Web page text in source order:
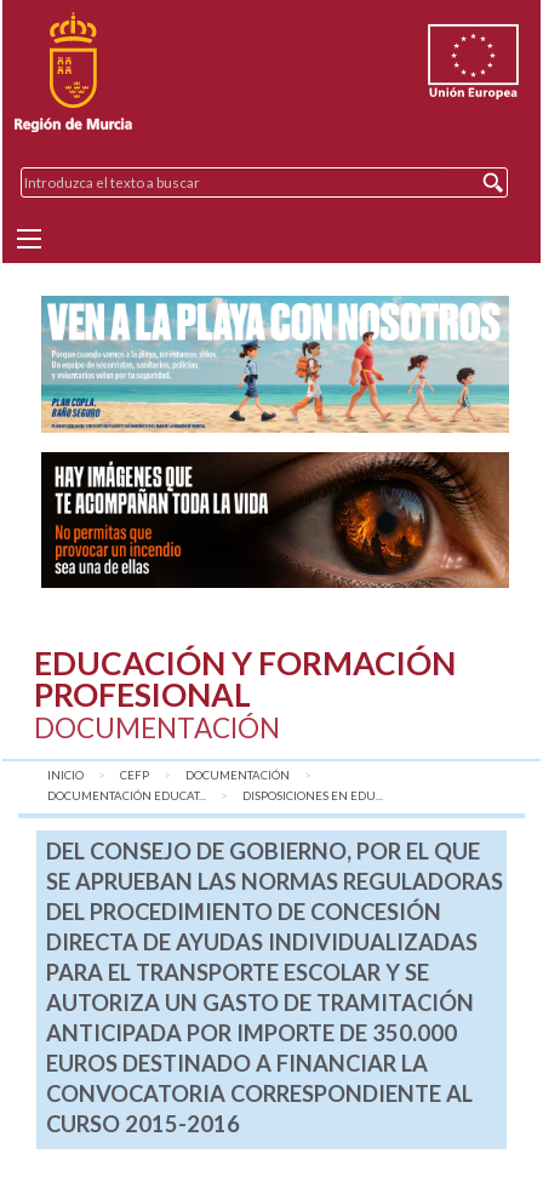
EDUCACIÓN Y FORMACIÓN
PROFESIONAL
DOCUMENTACIÓN
INICIO CEFP
DOCUMENTACIÓN
DOCUMENTACIÓN EDUCAT...
AQUÍ:
DISPOSICIONES EN EDU...
DEL CONSEJO DE GOBIERNO, POR EL QUE
SE APRUEBAN LAS NORMAS REGULADORAS
DEL PROCEDIMIENTO DE CONCESIÓN
DIRECTA DE AYUDAS INDIVIDUALIZADAS
PARA EL TRANSPORTE ESCOLAR Y SE
AUTORIZA UN GASTO DE TRAMITACIÓN
ANTICIPADA POR IMPORTE DE 350.000
EUROS DESTINADO A FINANCIAR LA
CONVOCATORIA CORRESPONDIENTE AL
CURSO 2015-2016